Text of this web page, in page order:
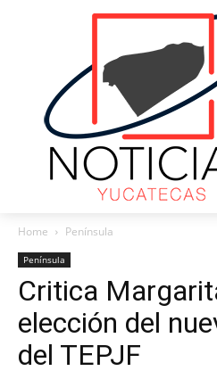
Home Península
Península
Critica
elección del
del TEPJF